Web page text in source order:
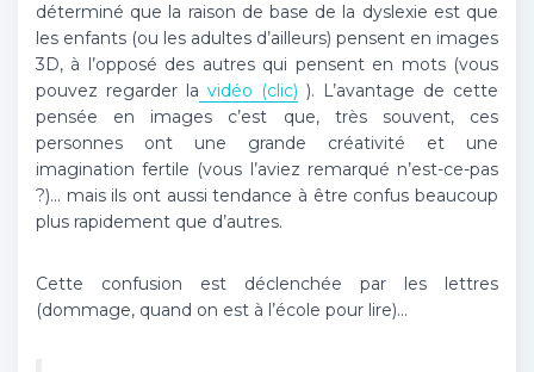
déterminé que la raison de base de la dyslexie est que
les enfants (ou les adultes d’ailleurs) pensent en images
3D, à l’opposé des autres qui pensent en mots (vous
pouvez regarder la vidéo (clic) ). L’avantage de cette
pensée en images c’est que, très souvent, ces
personnes ont une grande créativité et une
imagination fertile (vous l’aviez remarqué n’est-ce-pas
?)… mais ils ont aussi tendance à être confus beaucoup
plus rapidement que d’autres.
Cette confusion est déclenchée par les lettres
(dommage, quand on est à l’école pour lire)…